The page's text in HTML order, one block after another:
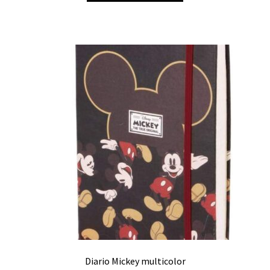
Diario Mickey multicolor